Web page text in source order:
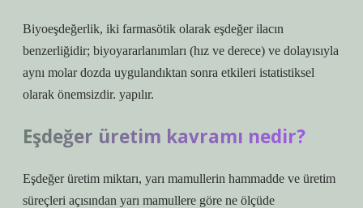
Biyoeşdeğerlik, iki farmasötik olarak eşdeğer ilacın
benzerliğidir; biyoyararlanımları (hız ve derece) ve dolayısıyla
aynı molar dozda uygulandıktan sonra etkileri istatistiksel
olarak önemsizdir. yapılır.
Eşdeğer üretim kavramı nedir?
Eşdeğer üretim miktarı, yarı mamullerin hammadde ve üretim
süreçleri açısından yarı mamullere göre ne ölçüde